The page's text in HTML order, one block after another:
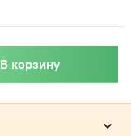
В корзину